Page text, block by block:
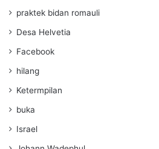
praktek bidan romauli
Desa Helvetia
Facebook
hilang
Ketermpilan
buka
Israel